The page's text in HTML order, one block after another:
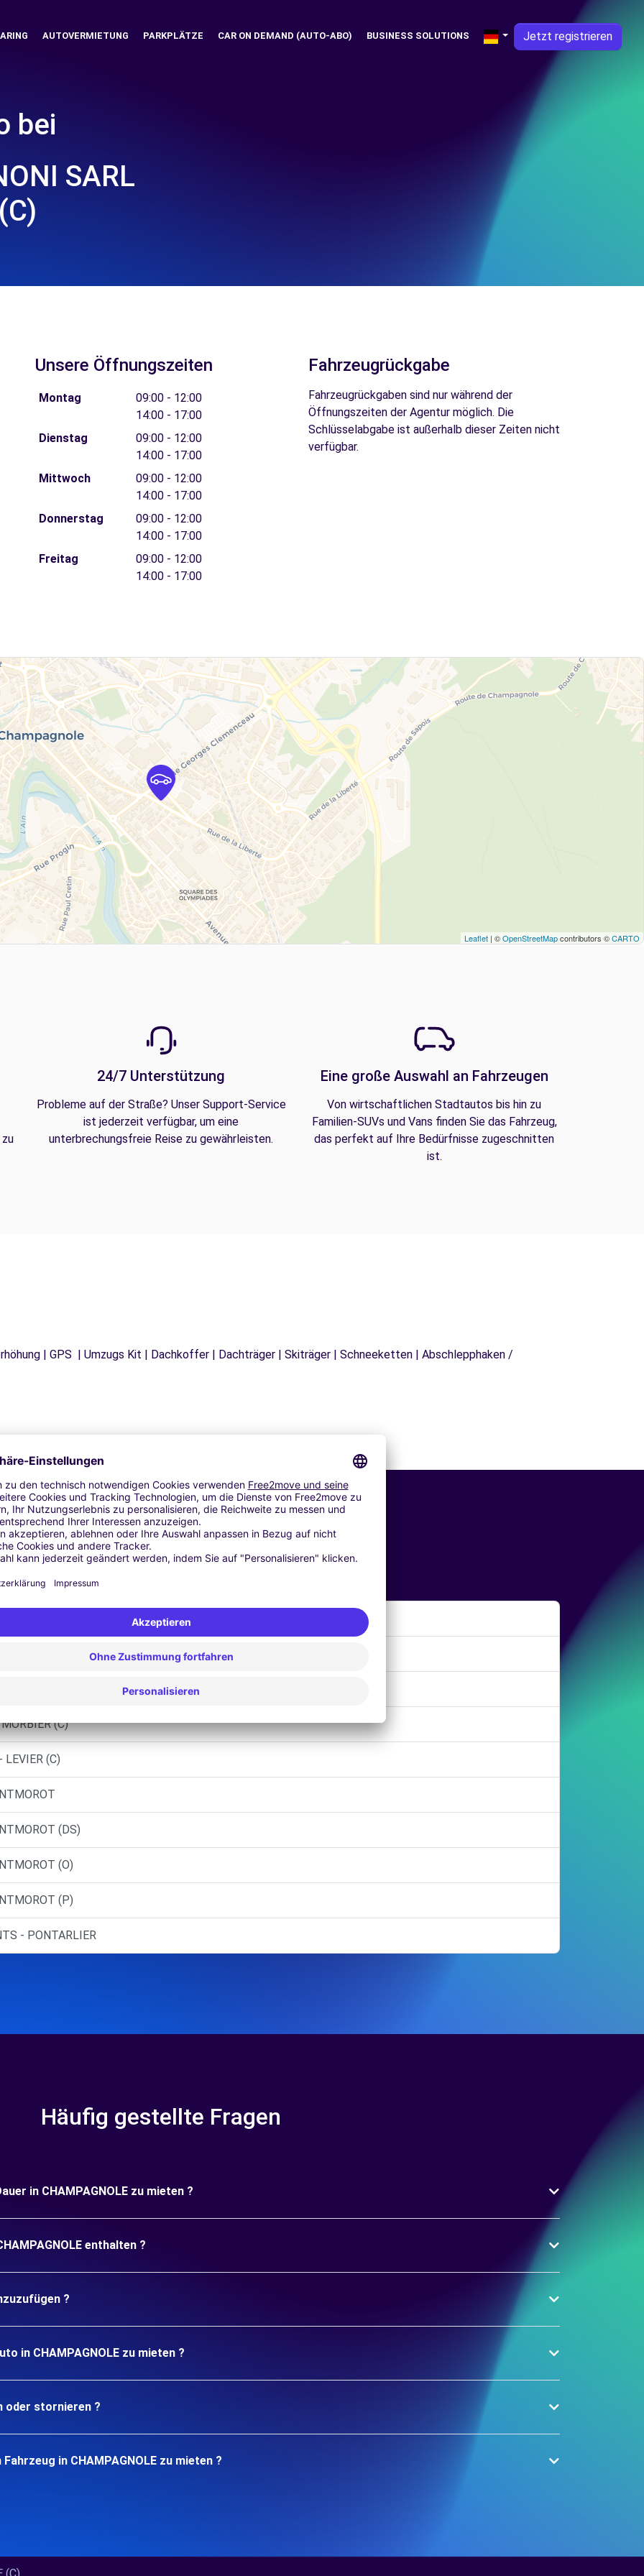
AUTOVERMIETUNG PARKPLÄTZE CAR ON DEMAND (AUTO-ABO) BUSINESS SOLUTIONS Jetzt registrieren
bei
SARL
Unsere Öffnungszeiten
Montag
09:00 - 12:00
14:00 - 17:00
Dienstag
09:00 - 12:00
14:00 - 17:00
Mittwoch
09:00 - 12:00
14:00 - 17:00
Donnerstag
09:00 - 12:00
14:00 - 17:00
Freitag
09:00 - 12:00
14:00 - 17:00
Fahrzeugrückgabe
Fahrzeugrückgaben sind nur während der
Öffnungszeiten der Agentur möglich. Die
Schlüsselabgabe ist außerhalb dieser Zeiten nicht
verfügbar.
Leaflet | ©OpenStreetMapcontributors ©CARTO
24/7 Unterstützung
Probleme auf der Straße? Unser Support-Service
ist jederzeit verfügbar, um eine
unterbrechungsfreie Reise zu gewährleisten.
Eine große Auswahl an Fahrzeugen
Von wirtschaftlichen Stadtautos bis hin zu
Familien-SUVs und Vans finden Sie das Fahrzeug,
das perfekt auf Ihre Bedürfnisse zugeschnitten
ist.
| GPS | Umzugs Kit | Dachkoffer | Dachträger | Skiträger | Schneeketten | Abschlepphaken /
Ähnliche Agenturen
(C)
(C)
(DS)
(O)
(P)
- PONTARLIER
Häufig gestellte Fragen
in CHAMPAGNOLE zu mieten ?
enthalten ?
?
in CHAMPAGNOLE zu mieten ?
oder stornieren ?
in CHAMPAGNOLE zu mieten ?